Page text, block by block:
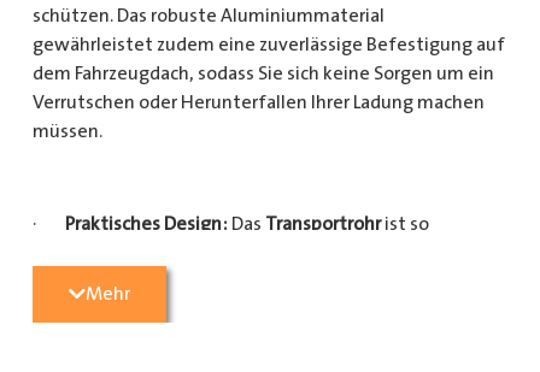
schützen. Das robuste Aluminiummaterial
gewährleistet zudem eine zuverlässige Befestigung auf
dem Fahrzeugdach, sodass Sie sich keine Sorgen um ein
Verrutschen oder Herunterfallen Ihrer Ladung machen
müssen.
· Praktisches Design: Das Transportrohrist so
Gegenständen sicher und einfach transportieren kann
Mehr